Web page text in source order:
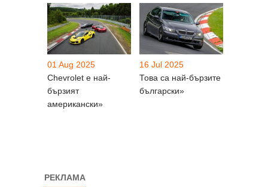
01 Aug 2025
Chevrolet е най-
бързият
американски»
16 Jul 2025
Това са най-бързите
български»
РЕКЛАМА